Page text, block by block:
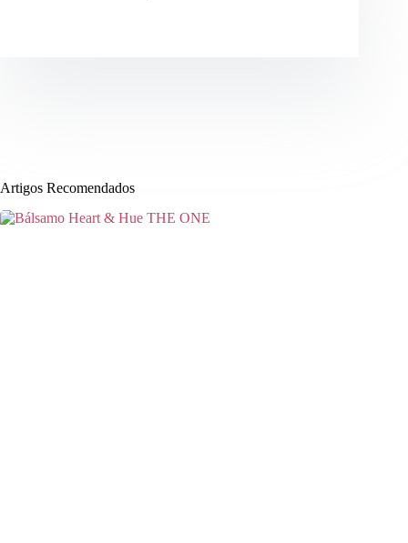
Artigos Recomendados